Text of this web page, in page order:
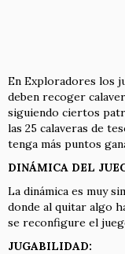
En Exploradores los
deben recoger
siguiendo ciertos
las 25 calaveras de
tenga más puntos
DINÁMICA DEL
La dinámica es muy
donde al quitar algo
se reconfigure el
JUGABILIDAD: